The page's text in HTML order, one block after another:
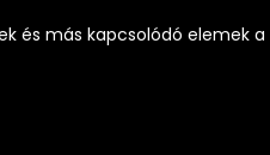
és más kapcsolódó elemek a